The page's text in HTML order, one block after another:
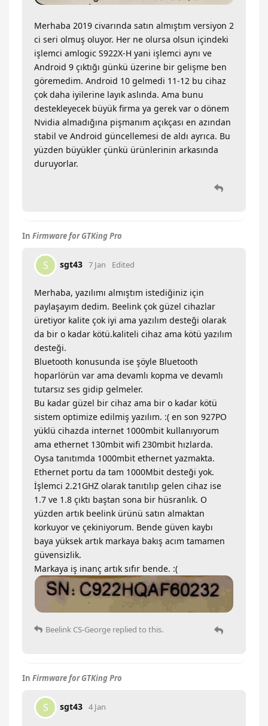
Merhaba 2019 civarında satın almıştım versiyon 2
ci seri olmuş oluyor. Her ne olursa olsun içindeki
işlemci amlogic S922X-H yani işlemci aynı ve
Android 9 çıktığı günkü üzerine bir gelişme ben
göremedim. Android 10 gelmedi 11-12 bu cihaz
çok daha iyilerine layık aslında. Ama bunu
destekleyecek büyük firma ya gerek var o dönem
Nvidia almadığına pişmanım açıkçası en azından
stabil ve Android güncellemesi de aldı ayrıca. Bu
yüzden büyükler çünkü ürünlerinin arkasında
duruyorlar.
In Firmware for GTKing Pro
S sgt43 7 Jan Edited
Merhaba, yazılımı almıştım istediğiniz için
paylaşayım dedim. Beelink çok güzel cihazlar
üretiyor kalite çok iyi ama yazılım desteği olarak
da bir o kadar kötü.kaliteli cihaz ama kötü yazılım
desteği.
Bluetooth konusunda ise şöyle Bluetooth
hoparlörün var ama devamlı kopma ve devamlı
tutarsız ses gidip gelmeler.
Bu kadar güzel bir cihaz ama bir o kadar kötü
sistem optimize edilmiş yazılım. :( en son 927PO
yüklü cihazda internet 1000mbit kullanıyorum
ama ethernet 130mbit wifi 230mbit hızlarda.
Oysa tanıtımda 1000mbit ethernet yazmakta.
Ethernet portu da tam 1000Mbit desteği yok.
İşlemci 2.21GHZ olarak tanıtılıp gelen cihaz ise
1.7 ve 1.8 çıktı baştan sona bir hüsranlık. O
yüzden artık beelink ürünü satın almaktan
korkuyor ve çekiniyorum. Bende güven kaybı
baya yüksek artık markaya bakış acım tamamen
güvensizlik.
Markaya iş inanç artık sıfır bende. :(
Beelink CS-George replied to this.
In Firmware for GTKing Pro
S sgt43 4 Jan